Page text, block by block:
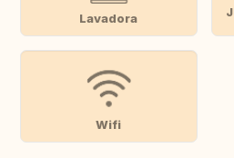
Lavadora
Wifi